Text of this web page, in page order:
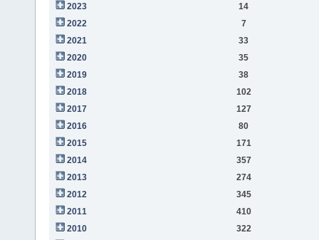
2023
14
2022
7
2021
33
2020
35
2019
38
2018
102
2017
127
2016
80
2015
171
2014
357
2013
274
2012
345
2011
410
2010
322